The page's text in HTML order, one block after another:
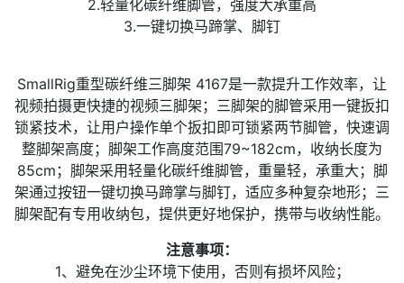
2.轻量化碳纤维脚管，强度大承重高
3.一键切换马蹄掌、脚钉
SmallRig重型碳纤维三脚架 4167是一款提升工作效率，让
视频拍摄更快捷的视频三脚架；三脚架的脚管采用一键扳扣
锁紧技术，让用户操作单个扳扣即可锁紧两节脚管，快速调
整脚架高度；脚架工作高度范围79~182cm，收纳长度为
85cm；脚架采用轻量化碳纤维脚管，重量轻，承重大；脚
架通过按钮一键切换马蹄掌与脚钉，适应多种复杂地形；三
脚架配有专用收纳包，提供更好地保护，携带与收纳性能。
注意事项：
1、避免在沙尘环境下使用，否则有损坏风险；